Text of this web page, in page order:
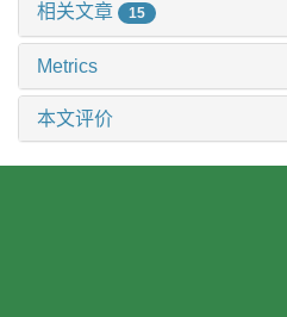
相关文章 15
Metrics
本文评价